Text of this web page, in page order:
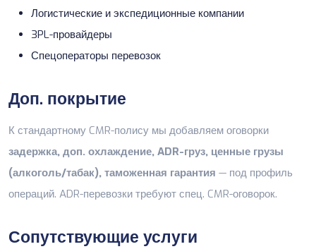
Логистические и экспедиционные компании
3PL-провайдеры
Спецоператоры перевозок
Доп. покрытие
К стандартному CMR-полису мы добавляем оговорки
задержка, доп. охлаждение, ADR-груз, ценные грузы
(алкоголь/табак), таможенная гарантия — под профиль
операций. ADR-перевозки требуют спец. CMR-оговорок.
Сопутствующие услуги